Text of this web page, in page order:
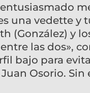
una vedette y
(González) y
las dos»,
bajo para
Osorio.